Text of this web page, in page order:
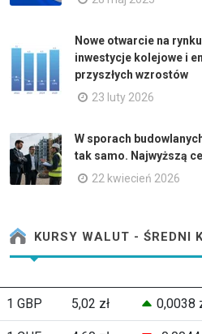
Nowe otwarcie na
inwestycje kolejowe i
przyszłych wzrostów
23 luty 2026
W sporach
tak samo. Najwyższą
22 kwiecień 2026
KURSY WALUT - ŚREDNI
1 GBP 5,02 zł 0,0038